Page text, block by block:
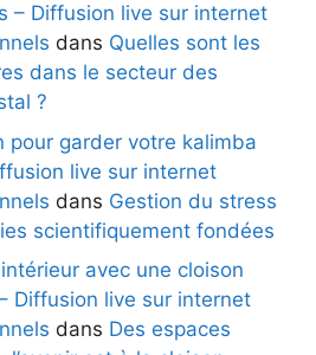
– Diffusion live sur internet
dans Quelles sont les
dans le secteur des
?
pour garder votre kalimba
live sur internet
dans Gestion du stress
scientifiquement fondées
avec une cloison
Diffusion live sur internet
dans Des espaces